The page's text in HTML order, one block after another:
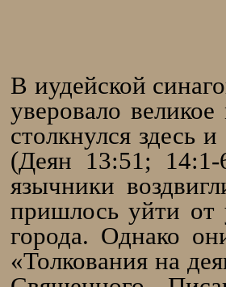
В иудейской
уверовало
столкнулся здесь
(Деян 13:51;
язычники
пришлось уйти от
города. Однако
«Толкования на